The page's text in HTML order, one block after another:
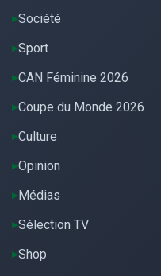
Société
Sport
CAN Féminine 2026
Coupe du Monde 2026
Culture
Opinion
Médias
Sélection TV
Shop